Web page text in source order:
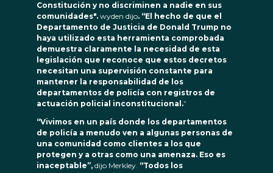
Constitución y no discriminen a nadie en sus
comunidades". wyden dijo. “El hecho de que el
Departamento de Justicia de Donald Trump no
haya utilizado esta herramienta comprobada
demuestra claramente la necesidad de esta
legislación que reconoce que estos decretos
necesitan una supervisión constante para
mantener la responsabilidad de los
departamentos de policía con registros de
actuación policial inconstitucional.”
“Vivimos en un país donde los departamentos
de policía a menudo ven a algunas personas de
una comunidad como clientes a los que
protegen y a otras como una amenaza. Eso es
inaceptable”, dijo Merkley. “Todos los